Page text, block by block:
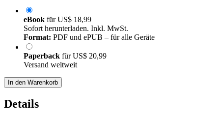
eBook fürUS$ 18,99
Sofort herunterladen. Inkl. MwSt.
Format: PDF und ePUB – für alle Geräte
Paperback fürUS$ 20,99
Versand weltweit
In den Warenkorb
Details